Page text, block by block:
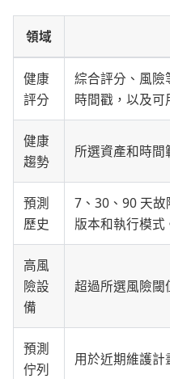
領域
健康
評分
綜合評分、風險
時間戳，以及可
健康
趨勢
所選資產和時間
預測
歷史
7、30、90 天
版本和執行模式
高風
險設
備
超過所選風險閾
預測
佇列
用於近期維護計